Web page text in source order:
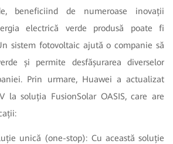
beneficiind de numeroase inovații
electrică verde produsă poate fi
sistem fotovoltaic ajută o companie să
și permite desfășurarea diverselor
Prin urmare, Huawei a actualizat
la soluția FusionSolar OASIS, care are
unică (one-stop): Cu această soluție